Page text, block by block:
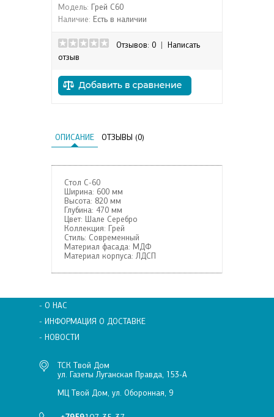
Модель: Грей С60
Наличие: Есть в наличии
Отзывов: 0
Написать
отзыв
ОПИСАНИЕ ОТЗЫВЫ (0)
Стол С-60
Ширина: 600 мм
Высота: 820 мм
Глубина: 470 мм
Цвет: Шале Серебро
Коллекция: Грей
Стиль: Современный
Материал фасада: МДФ
Материал корпуса: ЛДСП
- О НАС
- ИНФОРМАЦИЯ О ДОСТАВКЕ
- НОВОСТИ
ТСК Твой Дом
ул. Газеты Луганская Правда, 153-А
МЦ Твой Дом, ул. Оборонная, 9